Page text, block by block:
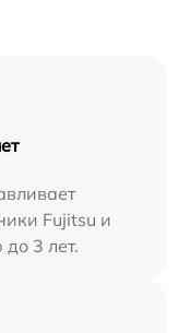
Fujitsu и
3 лет.